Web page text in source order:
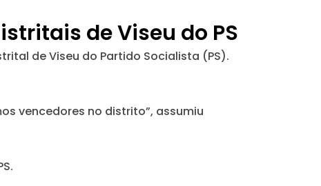
de Viseu do PS
de Viseu do Partido Socialista (PS).
vencedores no distrito”, assumiu